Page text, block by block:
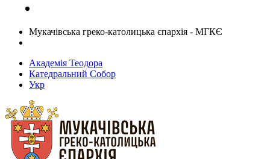
Мукачівська греко-католицька єпархія - МГКЄ
Академія Теодора
Катедральний Собор
Укр